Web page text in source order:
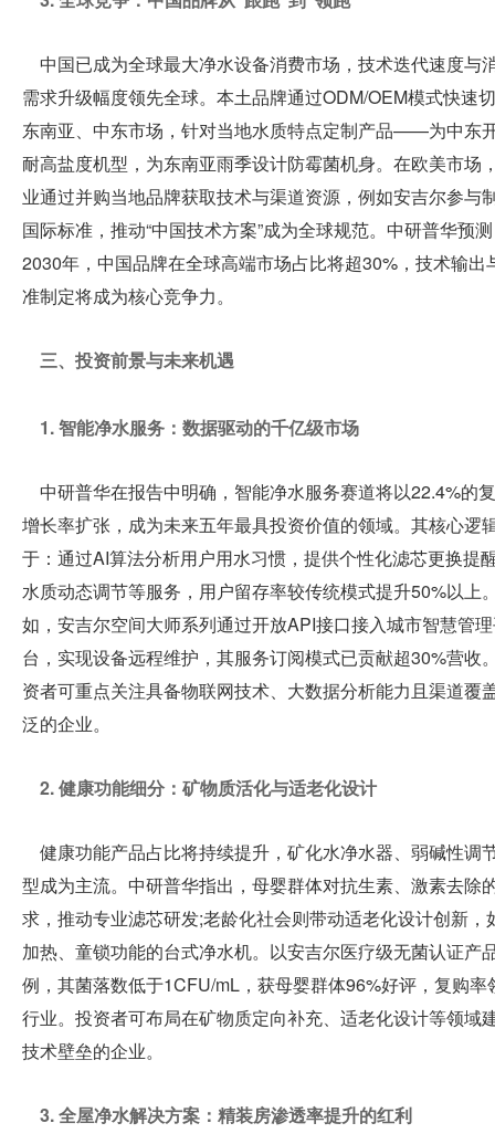
中国已成为全球最大净水设备消费市场，技术迭代速度与
需求升级幅度领先全球。本土品牌通过ODM/OEM模式快速
东南亚、中东市场，针对当地水质特点定制产品——为中东
耐高盐度机型，为东南亚雨季设计防霉菌机身。在欧美市场
业通过并购当地品牌获取技术与渠道资源，例如安吉尔参与
国际标准，推动“中国技术方案”成为全球规范。中研普华预
2030年，中国品牌在全球高端市场占比将超30%，技术输出
准制定将成为核心竞争力。
三、投资前景与未来机遇
1. 智能净水服务：数据驱动的千亿级市场
中研普华在报告中明确，智能净水服务赛道将以22.4%的
增长率扩张，成为未来五年最具投资价值的领域。其核心逻
于：通过AI算法分析用户用水习惯，提供个性化滤芯更换提
水质动态调节等服务，用户留存率较传统模式提升50%以上
如，安吉尔空间大师系列通过开放API接口接入城市智慧管
台，实现设备远程维护，其服务订阅模式已贡献超30%营收
资者可重点关注具备物联网技术、大数据分析能力且渠道覆
泛的企业。
2. 健康功能细分：矿物质活化与适老化设计
健康功能产品占比将持续提升，矿化水净水器、弱碱性调
型成为主流。中研普华指出，母婴群体对抗生素、激素去除
求，推动专业滤芯研发;老龄化社会则带动适老化设计创新，
加热、童锁功能的台式净水机。以安吉尔医疗级无菌认证产
例，其菌落数低于1CFU/mL，获母婴群体96%好评，复购率
行业。投资者可布局在矿物质定向补充、适老化设计等领域
技术壁垒的企业。
3. 全屋净水解决方案：精装房渗透率提升的红利